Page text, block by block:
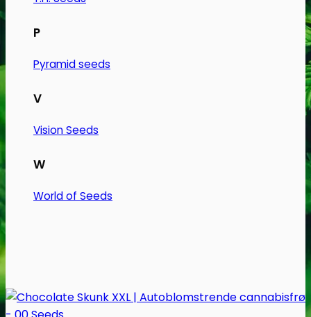
P
Pyramid seeds
V
Vision Seeds
W
World of Seeds
har
Mulighederne
vælges
varesiden